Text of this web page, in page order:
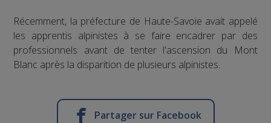
Récemment, la préfecture de Haute-Savoie avait appelé
les apprentis alpinistes à se faire encadrer par des
professionnels avant de tenter l'ascension du Mont
Blanc après la disparition de plusieurs alpinistes.
Partager sur Facebook